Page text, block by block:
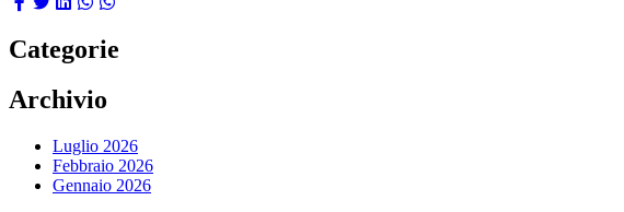
Categorie
Archivio
Luglio 2026
Febbraio 2026
Gennaio 2026